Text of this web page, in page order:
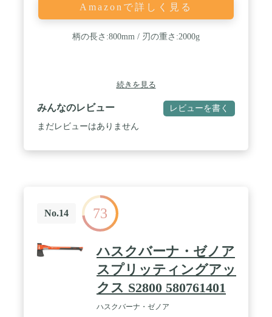
Amazonで詳しく見る
柄の長さ:800mm / 刃の重さ:2000g
続きを見る
みんなのレビュー レビューを書く
まだレビューはありません
No.14 73
ハスクバーナ・ゼノア
スプリッティングアッ
クス S2800 580761401
ハスクバーナ・ゼノア